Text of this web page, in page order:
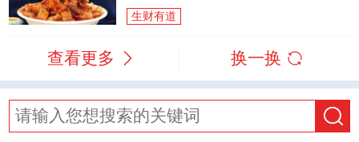
生财有道
查看更多 换一换